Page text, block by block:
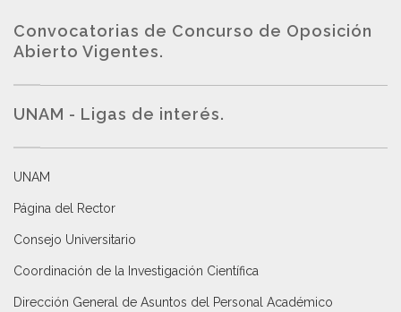
Convocatorias de Concurso de Oposición
Abierto Vigentes.
UNAM - Ligas de interés.
UNAM
Página del Rector
Consejo Universitario
Coordinación de la Investigación Científica
Dirección General de Asuntos del Personal Académico